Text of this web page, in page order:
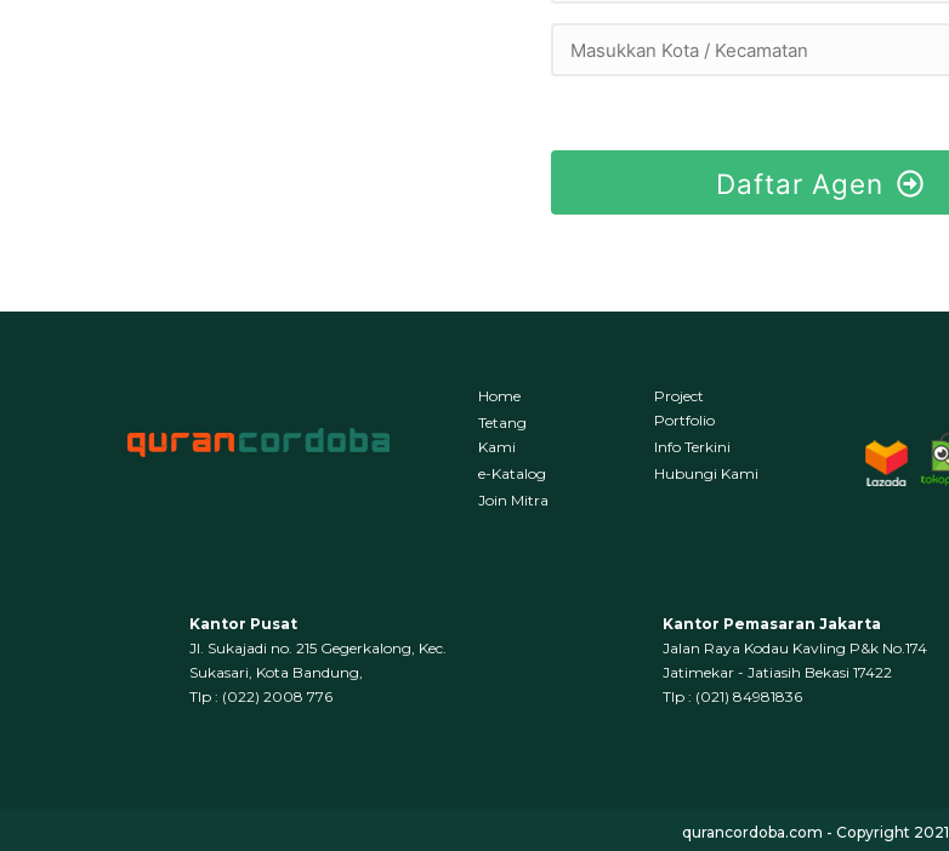
Masukkan Kota / Kecamatan
Daftar Agen
Home
Tetang
Kami
e-Katalog
Join Mitra
Project
Portfolio
Info Terkini
Hubungi Kami
Kantor Pusat
Jl. Sukajadi no. 215 Gegerkalong, Kec.
Sukasari, Kota Bandung,
‍Tlp : (022) 2008 776
Kantor Pemasaran Jakarta
Jalan Raya Kodau Kavling P&k No.174
Jatimekar - Jatiasih Bekasi 17422
Tlp : (021) 84981836
qurancordoba.com - Copyright 2021